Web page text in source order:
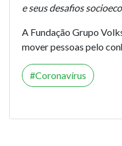
e seus desafios
A Fundação Grupo
mover pessoas pelo
Coronavírus